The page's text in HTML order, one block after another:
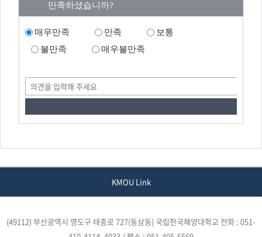
만족하셨습니까?
매우만족 만족
보통
불만족
매우불만족
KMOU Link
(49112) 부산광역시 영도구 태종로 727(동삼동) 국립한국해양대학교 전화 : 051-